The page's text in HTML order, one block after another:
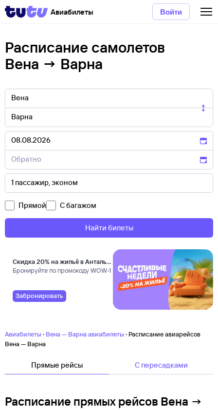
Авиабилеты Войти
Расписание самолетов
Вена → Варна
Прямой С багажом
Найти билеты
Скидка 20% на жильё в Анталье
и Даламане
Бронируйте по промокоду WOW-1
Забронировать
Авиабилеты · Вена — Варна авиабилеты · Расписание авиарейсов
Вена — Варна
Прямые рейсы C пересадками
Расписание прямых рейсов Вена →